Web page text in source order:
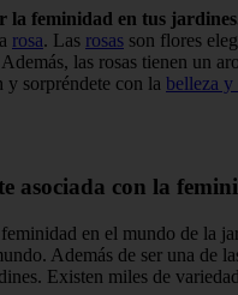
la feminidad en tus
rosa. Las rosas son flores
las rosas tienen un
y sorpréndete con la belleza y
asociada con la
en el mundo de la
Además de ser una de
Existen miles de